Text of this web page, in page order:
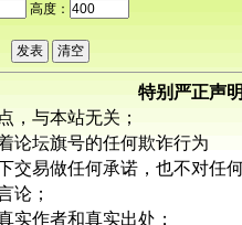
高度：
特别严正声明
，与本站无关；
论坛旗号的任何欺诈行为
交易做任何承诺，也不对任
论；
实作者和真实出处；